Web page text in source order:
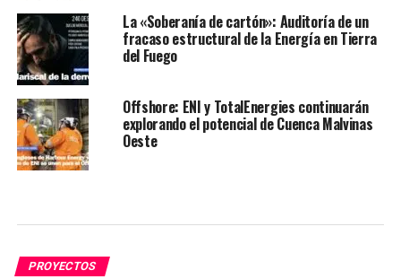
La «Soberanía de cartón»: Auditoría de un
fracaso estructural de la Energía en Tierra
del Fuego
Offshore: ENI y TotalEnergies continuarán
explorando el potencial de Cuenca Malvinas
Oeste
PROYECTOS